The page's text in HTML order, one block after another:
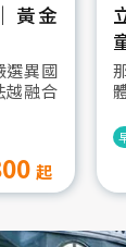
黃金
選異國
越融合